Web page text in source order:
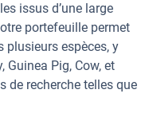
issus d’une large
portefeuille permet
plusieurs espèces, y
Guinea Pig, Cow, et
de recherche telles que